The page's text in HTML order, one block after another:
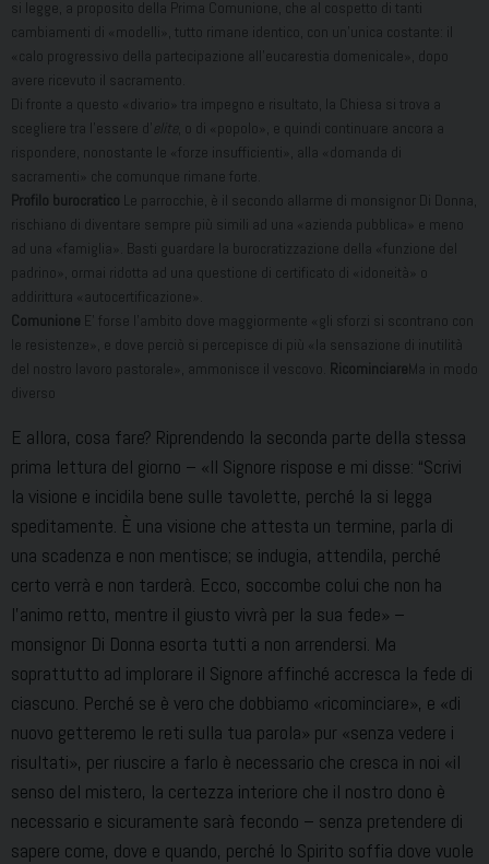
si legge, a proposito della Prima Comunione, che al cospetto di tanti
cambiamenti di «modelli», tutto rimane identico, con un’unica costante: il
«calo progressivo della partecipazione all’eucarestia domenicale», dopo
avere ricevuto il sacramento.
Di fronte a questo «divario» tra impegno e risultato, la Chiesa si trova a
scegliere tra l’essere d’elite , o di «popolo», e quindi continuare ancora a
rispondere, nonostante le «forze insufficienti», alla «domanda di
sacramenti» che comunque rimane forte.
Profilo burocratico Le parrocchie, è il secondo allarme di monsignor Di Donna,
rischiano di diventare sempre più simili ad una «azienda pubblica» e meno
ad una «famiglia». Basti guardare la burocratizzazione della «funzione del
padrino», ormai ridotta ad una questione di certificato di «idoneità» o
addirittura «autocertificazione».
Comunione E’ forse l’ambito dove maggiormente «gli sforzi si scontrano con
le resistenze», e dove perciò si percepisce di più «la sensazione di inutilità
del nostro lavoro pastorale», ammonisce il vescovo. RicominciareMa in modo
diverso
E allora, cosa fare? Riprendendo la seconda parte della stessa
prima lettura del giorno – «Il Signore rispose e mi disse: “Scrivi
la visione e incidila bene sulle tavolette, perché la si legga
speditamente. È una visione che attesta un termine, parla di
una scadenza e non mentisce; se indugia, attendila, perché
certo verrà e non tarderà. Ecco, soccombe colui che non ha
l’animo retto, mentre il giusto vivrà per la sua fede» –
monsignor Di Donna esorta tutti a non arrendersi. Ma
soprattutto ad implorare il Signore affinché accresca la fede di
ciascuno. Perché se è vero che dobbiamo «ricominciare», e «di
nuovo getteremo le reti sulla tua parola» pur «senza vedere i
risultati», per riuscire a farlo è necessario che cresca in noi «il
senso del mistero, la certezza interiore che il nostro dono è
necessario e sicuramente sarà fecondo – senza pretendere di
sapere come, dove e quando, perché lo Spirito soffia dove vuole